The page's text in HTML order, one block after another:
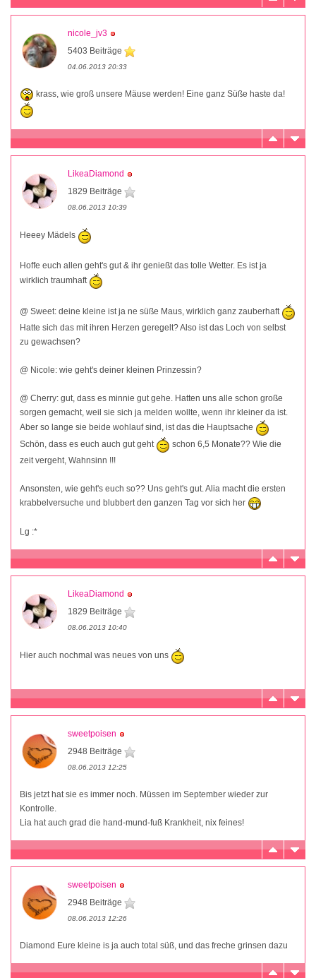
nicole_jv3
5403 Beiträge
04.06.2013 20:33
krass, wie groß unsere Mäuse werden! Eine ganz Süße haste da!
LikeaDiamond
1829 Beiträge
08.06.2013 10:39
Heeey Mädels
Hoffe euch allen geht's gut & ihr genießt das tolle Wetter. Es ist ja
wirklich traumhaft
@ Sweet: deine kleine ist ja ne süße Maus, wirklich ganz zauberhaft
Hatte sich das mit ihren Herzen geregelt? Also ist das Loch von selbst
zu gewachsen?
@ Nicole: wie geht's deiner kleinen Prinzessin?
@ Cherry: gut, dass es minnie gut gehe. Hatten uns alle schon große
sorgen gemacht, weil sie sich ja melden wollte, wenn ihr kleiner da ist.
Aber so lange sie beide wohlauf sind, ist das die Hauptsache
Schön, dass es euch auch gut geht
schon 6,5 Monate?? Wie die
zeit vergeht, Wahnsinn !!!
Ansonsten, wie geht's euch so?? Uns geht's gut. Alia macht die ersten
krabbelversuche und blubbert den ganzen Tag vor sich her
Lg :*
LikeaDiamond
1829 Beiträge
08.06.2013 10:40
Hier auch nochmal was neues von uns
sweetpoisen
2948 Beiträge
08.06.2013 12:25
Bis jetzt hat sie es immer noch. Müssen im September wieder zur
Kontrolle.
Lia hat auch grad die hand-mund-fuß Krankheit, nix feines!
sweetpoisen
2948 Beiträge
08.06.2013 12:26
Diamond Eure kleine is ja auch total süß, und das freche grinsen dazu